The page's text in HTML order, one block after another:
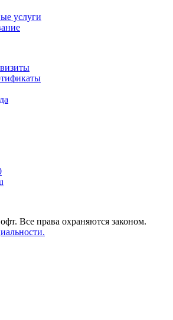
услуги
Все права охраняются законом.